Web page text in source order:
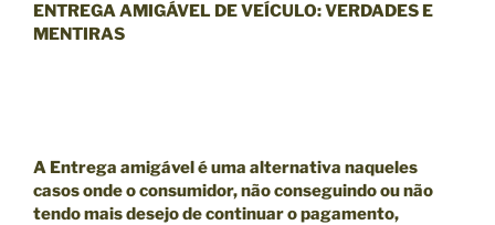
ENTREGA AMIGÁVEL DE VEÍCULO: VERDADES E
MENTIRAS
A Entrega amigável é uma alternativa naqueles
casos onde o consumidor, não conseguindo ou não
tendo mais desejo de continuar o pagamento,